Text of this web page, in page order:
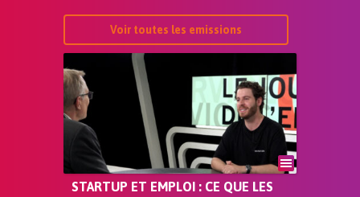
Voir toutes les emissions
STARTUP ET EMPLOI : CE QUE LES